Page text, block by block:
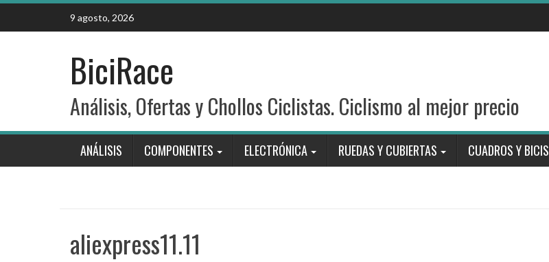
Skip
content
9 agosto, 2026
BiciRace
Análisis, Ofertas y Chollos Ciclistas. Ciclismo al mejor precio
ANÁLISIS COMPONENTES ELECTRÓNICA RUEDAS Y CUBIERTAS CUADROS Y BICIS
aliexpress11.11